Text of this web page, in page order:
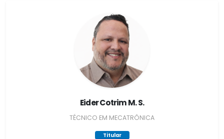
Eider Cotrim M. S.
TÉCNICO EM MECATRÔNICA
Titular